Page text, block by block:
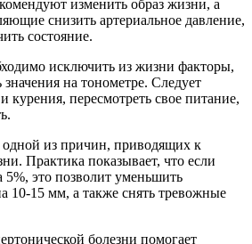
изменить образ жизни, а
снизить артериальное давление,
состояние.
исключить из жизни факторы,
на тонометре. Следует
и курения, пересмотреть свое питание,
из причин, приводящих к
Практика показывает, что если
5%, это позволит уменьшить
10-15 мм, а также снять тревожные
болезни помогает